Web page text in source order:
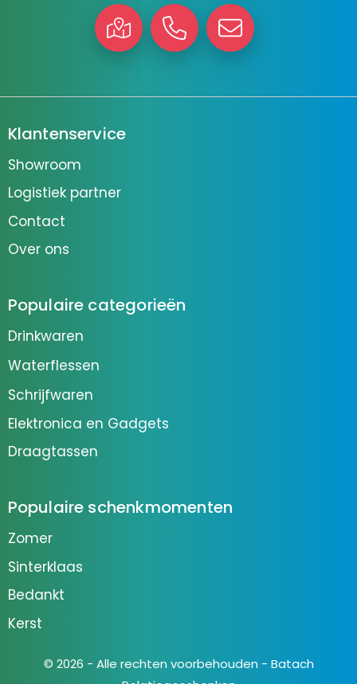
Klantenservice
Showroom
Logistiek partner
Contact
Over ons
Populaire categorieën
Drinkwaren
Waterflessen
Schrijfwaren
Elektronica en Gadgets
Draagtassen
Populaire schenkmomenten
Zomer
Sinterklaas
Bedankt
Kerst
© 2026 - Alle rechten voorbehouden - Batach